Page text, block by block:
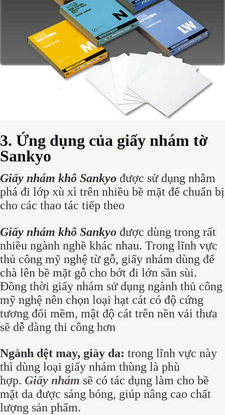
3. Ứng dụng của giấy nhám tờ
Sankyo
Giấy nhám khô Sankyo được sử dụng nhằm
phá đi lớp xù xì trên nhiều bề mặt để chuẩn bị
cho các thao tác tiếp theo
Giấy nhám khô Sankyo được dùng trong rất
nhiều ngành nghề khác nhau. Trong lĩnh vực
thủ công mỹ nghệ từ gỗ, giấy nhám dùng để
chà lên bề mặt gỗ cho bớt đi lớn sần sùi.
Đồng thời giấy nhám sử dụng ngành thủ công
mỹ nghệ nên chọn loại hạt cát có độ cứng
tương đối mềm, mật độ cát trên nền vải thưa
sẽ dễ dàng thi công hơn
Ngành dệt may, giày da: trong lĩnh vực này
thì dùng loại giấy nhám thùng là phù
hợp. Giấy nhám sẽ có tác dụng làm cho bề
mặt da được sáng bóng, giúp nâng cao chất
lượng sản phẩm.